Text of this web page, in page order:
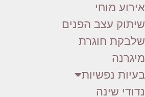
אירוע מוחי
שיתוק עצב הפנים
שלבקת חוגרת
מיגרנה
בעיות נפשיות
נדודי שינה